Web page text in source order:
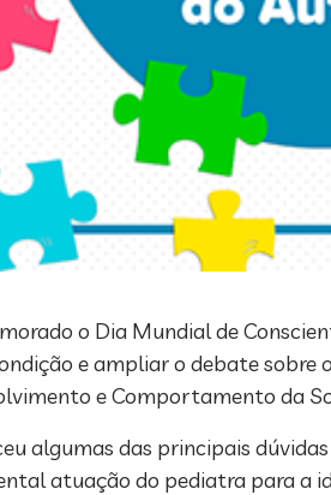
o Dia Mundial de
e ampliar o debate sobre
e Comportamento da
algumas das principais
atuação do pediatra para a